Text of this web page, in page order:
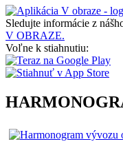
Sledujte informácie z
V OBRAZE.
Voľne k stiahnutiu: